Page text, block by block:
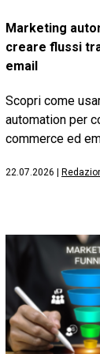
Marketing
creare flussi
email
Scopri come
automation per
commerce ed
22.07.2026